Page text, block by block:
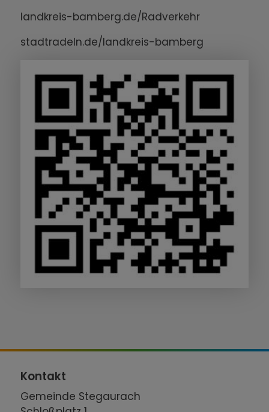
landkreis-bamberg.de/Radverkehr
stadtradeln.de/landkreis-bamberg
Kontakt
Gemeinde Stegaurach